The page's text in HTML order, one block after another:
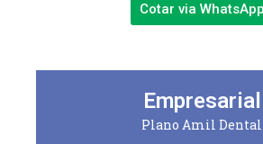
Cotar via WhatsApp
Empresarial
Plano Amil Dental